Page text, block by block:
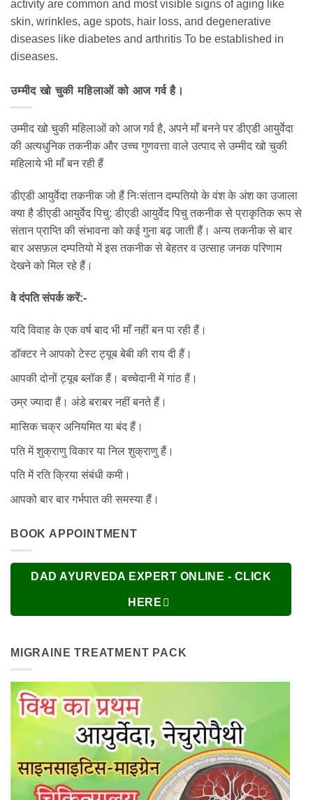
activity are common and most visible signs of aging like
skin, wrinkles, age spots, hair loss, and degenerative
diseases like diabetes and arthritis To be established in
diseases.
उम्मीद खो चुकी महिलाओं को आज गर्व है।
उम्मीद खो चुकी महिलाओं को आज गर्व है, अपने माँ बनने पर डीएडी आयुर्वेदा
की अत्यधुनिक तकनीक और उच्च गुणवत्ता वाले उत्पाद से उम्मीद खो चुकी
महिलाये भी माँ बन रही हैं
डीएडी आयुर्वेदा तकनीक जो हैं निःसंतान दम्पतियो के वंश के अंश का उजाला
क्या है डीएडी आयुर्वेद पिचु: डीएडी आयुर्वेद पिचु तकनीक से प्राकृतिक रूप से
संतान प्राप्ति की संभावना को कई गुना बढ़ जाती हैं। अन्य तकनीक से बार
बार असफ़ल दम्पतियो में इस तकनीक से बेहतर व उत्साह जनक परिणाम
देखने को मिल रहे हैं।
वे दंपति संपर्क करें:-
यदि विवाह के एक वर्ष बाद भी माँ नहीं बन पा रही हैं।
डॉक्टर ने आपको टेस्ट ट्यूब बेबी की राय दी हैं।
आपकी दोनों ट्यूब ब्लॉक हैं। बच्चेदानी में गांठ हैं।
उम्र ज्यादा हैं। अंडे बराबर नहीं बनते हैं।
मासिक चक्र अनियमित या बंद हैं।
पति में शुक्राणु विकार या निल शुक्राणु हैं।
पति में रति क्रिया संबंधी कमी।
आपको बार बार गर्भपात की समस्या हैं।
BOOK APPOINTMENT
DAD AYURVEDA EXPERT ONLINE - CLICK
HERE
MIGRAINE TREATMENT PACK